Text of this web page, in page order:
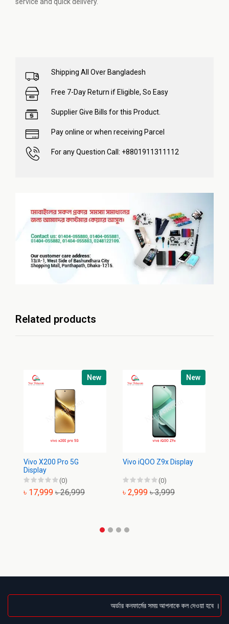
Shipping All Over Bangladesh
Free 7-Day Return if Eligible, So Easy
Supplier Give Bills for this Product.
Pay online or when receiving Parcel
For any Question Call: +8801911311112
Related products
New
Vivo X200 Pro 5G
Display
(0)
৳ 17,999 ৳ 26,999
New
Vivo iQOO Z9x Display
(0)
৳ 2,999 ৳ 3,999
অর্ডার কনফার্মের সময় আপনাকে কল দেওয়া হবে ।